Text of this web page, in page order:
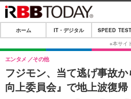
ホーム
IT・デジタル
IT・デジタルTOP
SPEED TEST
ホーム IT・デジタル SPEED TEST
フジモン、当て逃げ事故
向上委員会』で地上波復帰
エンタメ その他